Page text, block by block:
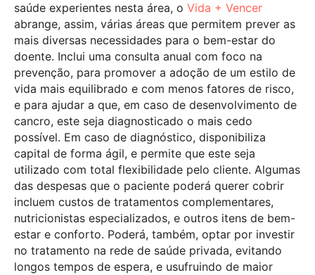
saúde experientes nesta área, o Vida + Vencer
abrange, assim, várias áreas que permitem prever as
mais diversas necessidades para o bem-estar do
doente. Inclui uma consulta anual com foco na
prevenção, para promover a adoção de um estilo de
vida mais equilibrado e com menos fatores de risco,
e para ajudar a que, em caso de desenvolvimento de
cancro, este seja diagnosticado o mais cedo
possível. Em caso de diagnóstico, disponibiliza
capital de forma ágil, e permite que este seja
utilizado com total flexibilidade pelo cliente. Algumas
das despesas que o paciente poderá querer cobrir
incluem custos de tratamentos complementares,
nutricionistas especializados, e outros itens de bem-
estar e conforto. Poderá, também, optar por investir
no tratamento na rede de saúde privada, evitando
longos tempos de espera, e usufruindo de maior